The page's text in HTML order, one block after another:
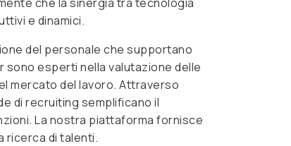
e dinamici.
del personale che supportano
esperti nella valutazione delle
mercato del lavoro. Attraverso
di recruiting semplificano il
La nostra piattaforma fornisce
ricerca di talenti.